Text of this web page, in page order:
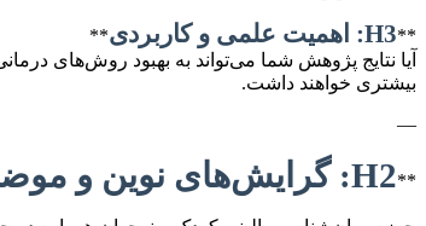
**H3: اهمیت علمی و کاربردی
**
آیا نتایج پژوهش شما می‌تواند به بهبود روش‌های
بیشتری خواهند داشت.
—
**H2: گرایش‌های نوین و موضوعات بروز در روان‌شناسی بالینی کودک و نوجوان